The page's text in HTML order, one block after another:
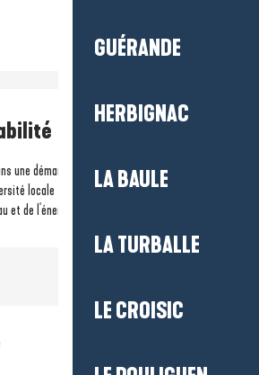
GUÉRANDE
HERBIGNAC
LA BAULE
LA TURBALLE
LE CROISIC
une démarche environnementale
locale
et de l'énergie